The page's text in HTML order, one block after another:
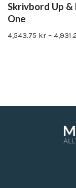
Skrivbord Up &
One
4,543.75 kr –